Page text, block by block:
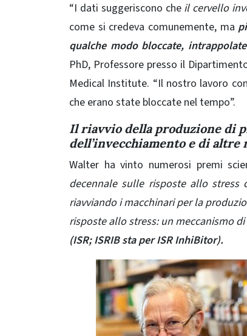
“I dati suggeriscono cheil cervello
come si credeva comunemente, ma
qualche modo bloccate,
PhD, Professore presso il
Medical Institute. “Il nostro lavoro
che erano state bloccate nel tempo”.
Il riavvio della produzione di
dell’invecchiamento e di altre
Walter ha vinto numerosi premi
decennale sulle risposte allo stress
riavviando i macchinari per la
risposte allo stress: un meccanismo
(ISR; ISRIB sta per ISR InhiBitor).